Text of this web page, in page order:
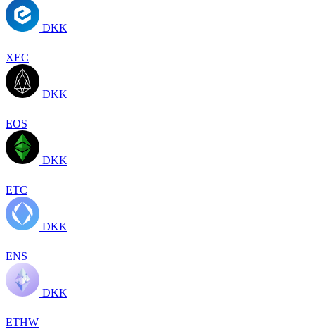
DKK
XEC
DKK
EOS
DKK
ETC
DKK
ENS
DKK
ETHW